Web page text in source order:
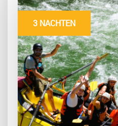
3 NACHTEN